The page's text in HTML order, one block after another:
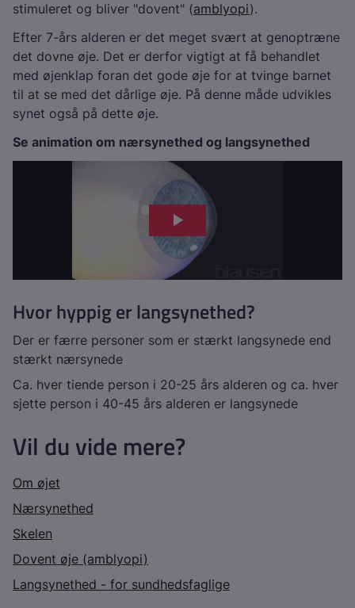
stimuleret og bliver "dovent" (amblyopi).
Efter 7-års alderen er det meget svært at genoptræne
det dovne øje. Det er derfor vigtigt at få behandlet
med øjenklap foran det gode øje for at tvinge barnet
til at se med det dårlige øje. På denne måde udvikles
synet også på dette øje.
Se animation om nærsynethed og langsynethed
Hvor hyppig er langsynethed?
Der er færre personer som er stærkt langsynede end
stærkt nærsynede
Ca. hver tiende person i 20-25 års alderen og ca. hver
sjette person i 40-45 års alderen er langsynede
Vil du vide mere?
Om øjet
Nærsynethed
Skelen
Dovent øje (amblyopi)
Langsynethed - for sundhedsfaglige